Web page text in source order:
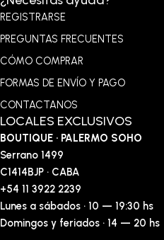
REGISTRARSE
PREGUNTAS FRECUENTES
CÓMO COMPRAR
FORMAS DE ENVÍO Y PAGO
CONTACTANOS
LOCALES EXCLUSIVOS
BOUTIQUE · PALERMO SOHO
Serrano 1499
C1414BJP · CABA
+54 11 3922 2239
Lunes a sábados · 10 — 19:30 hs
Domingos y feriados · 14 — 20 hs